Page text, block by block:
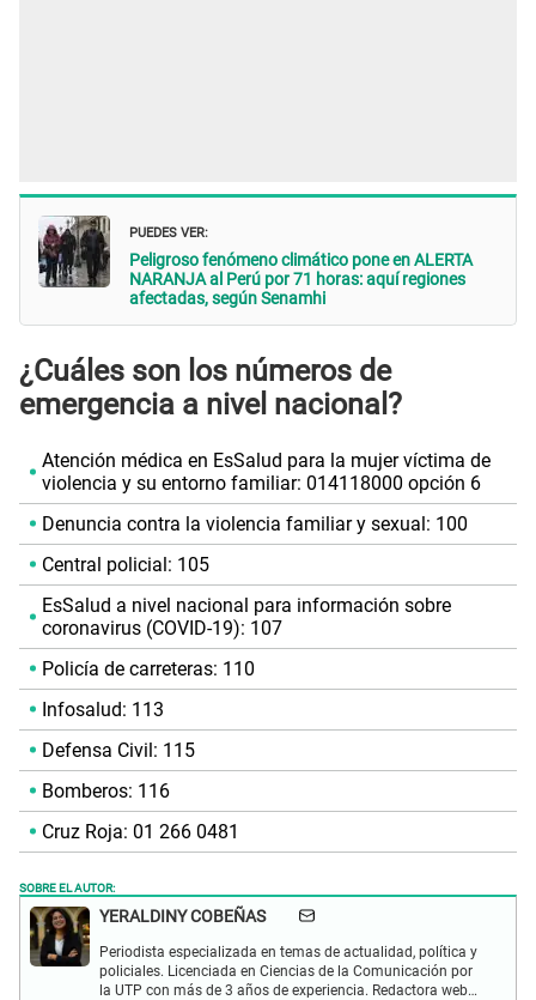
PUEDES VER:
Peligroso fenómeno climático pone en ALERTA
NARANJA al Perú por 71 horas: aquí regiones
afectadas, según Senamhi
¿Cuáles son los números de
emergencia a nivel nacional?
Atención médica en EsSalud para la mujer víctima de
violencia y su entorno familiar: 014118000 opción 6
Denuncia contra la violencia familiar y sexual: 100
Central policial: 105
EsSalud a nivel nacional para información sobre
coronavirus (COVID-19): 107
Policía de carreteras: 110
Infosalud: 113
Defensa Civil: 115
Bomberos: 116
Cruz Roja: 01 266 0481
SOBRE EL AUTOR:
YERALDINY COBEÑAS
Periodista especializada en temas de actualidad, política y
policiales. Licenciada en Ciencias de la Comunicación por
la UTP con más de 3 años de experiencia. Redactora web